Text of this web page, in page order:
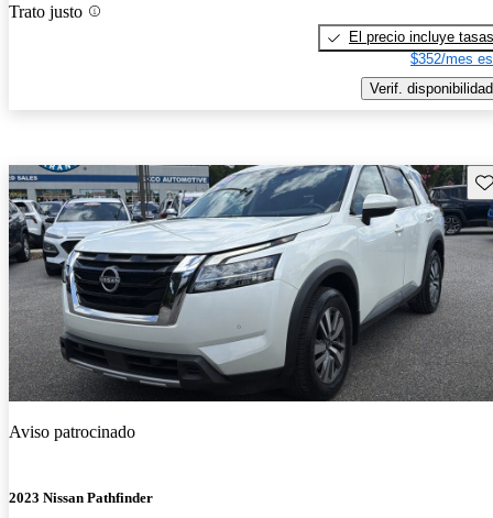
Trato justo
El precio incluye tasas
$352/mes
Verif. disponibilidad
Aviso patrocinado
2023 Nissan Pathfinder